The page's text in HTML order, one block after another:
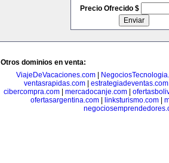
Precio Ofrecido $
Otros dominios en venta:
ViajeDeVacaciones.com
ventasrapidas.com
estrategiadeventas.com
cibercompra.com| mercadocanje.com|
ofertasargentina.com| linksturismo.com|